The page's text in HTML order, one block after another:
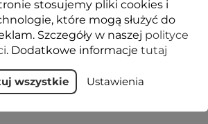
stosujemy pliki cookies i
które mogą służyć do
Szczegóły w naszej polityce
. Dodatkowe informacje tutaj
wszystkie Ustawienia